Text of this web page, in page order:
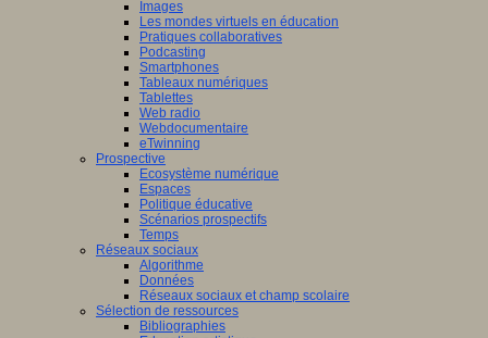
Images
Les mondes virtuels en éducation
Pratiques collaboratives
Podcasting
Smartphones
Tableaux numériques
Tablettes
Web radio
Webdocumentaire
eTwinning
Prospective
Ecosystème numérique
Espaces
Politique éducative
Scénarios prospectifs
Temps
Réseaux sociaux
Algorithme
Données
Réseaux sociaux et champ scolaire
Sélection de ressources
Bibliographies